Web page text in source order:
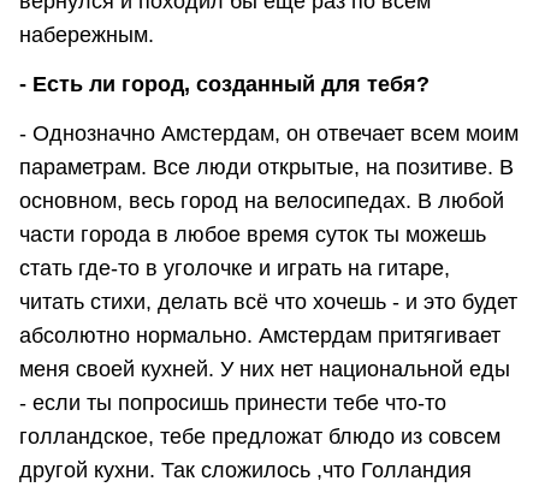
набережным.
- Есть ли город, созданный для тебя?
- Однозначно Амстердам, он отвечает всем моим
параметрам. Все люди открытые, на позитиве. В
основном, весь город на велосипедах. В любой
части города в любое время суток ты можешь
стать где-то в уголочке и играть на гитаре,
читать стихи, делать всё что хочешь - и это будет
абсолютно нормально. Амстердам притягивает
меня своей кухней. У них нет национальной еды
- если ты попросишь принести тебе что-то
голландское, тебе предложат блюдо из совсем
другой кухни. Так сложилось ,что Голландия